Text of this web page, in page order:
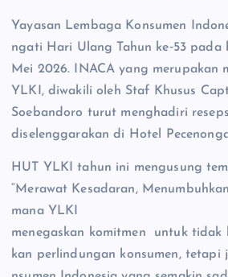
Yayasan Lembaga Konsumen
ngati Hari Ulang Tahun ke‐53 pada
Mei 2026. INACA yang merupakan
YLKI, diwakili oleh Staf Khusus
Soebandoro turut menghadiri
diselenggarakan di Hotel
HUT YLKI tahun ini mengusung
“Merawat Kesadaran,
mana YLKI
menegaskan komitmen untuk tidak
kan perlindungan konsumen, tetapi